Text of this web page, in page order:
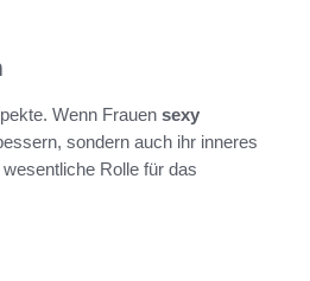
Wenn Frauen sexy
sondern auch ihr inneres
Rolle für das